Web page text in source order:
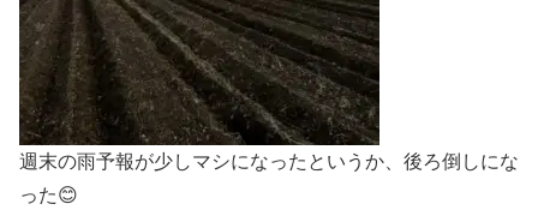
週末の雨予報が少しマシになったというか、後ろ倒しにな
った😊